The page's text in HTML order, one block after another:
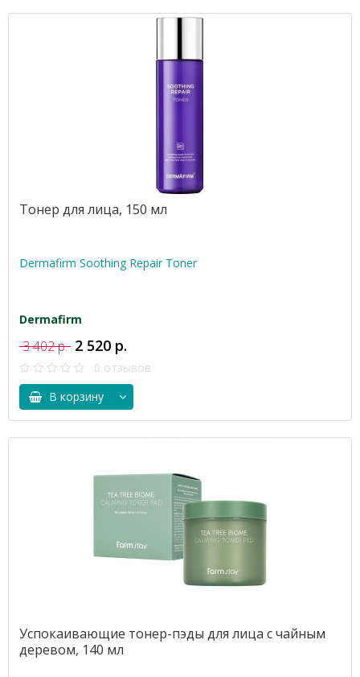
Тонер для лица, 150 мл
Dermafirm Soothing Repair Toner
Dermafirm
3 402 р. 2 520 р.
0 отзывов
В корзину
Успокаивающие тонер-пэды для лица с чайным
деревом, 140 мл